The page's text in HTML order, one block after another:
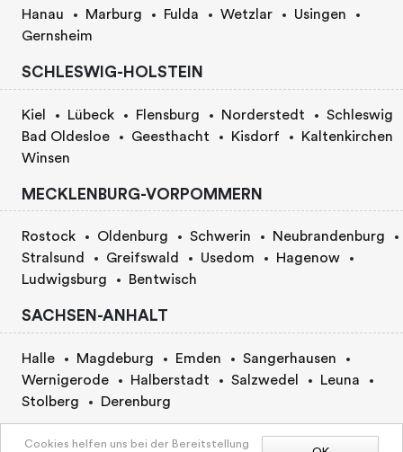
Hanau
Marburg Fulda Wetzlar
Usingen
Gernsheim
SCHLESWIG-HOLSTEIN
Kiel Lübeck Flensburg Norderstedt
Schleswig
Bad Oldesloe
Geesthacht Kisdorf
Kaltenkirchen
Winsen
MECKLENBURG-VORPOMMERN
Rostock Oldenburg Schwerin
Neubrandenburg
Stralsund
Greifswald Usedom
Hagenow
Ludwigsburg
Bentwisch
SACHSEN-ANHALT
Halle Magdeburg Emden
Sangerhausen
Wernigerode
Halberstadt Salzwedel
Leuna
Stolberg
Derenburg
BERLIN
Cookies helfen uns bei der Bereitstellung